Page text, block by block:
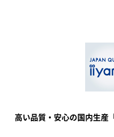
高い品質・安心の国内生産